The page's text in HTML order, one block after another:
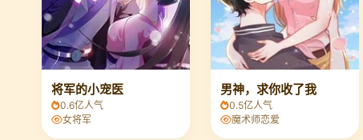
将军的小宠医
0.6亿人气
女将军
男神，求你收了我
0.5亿人气
魔术师恋爱